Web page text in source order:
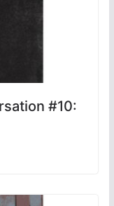
#10: